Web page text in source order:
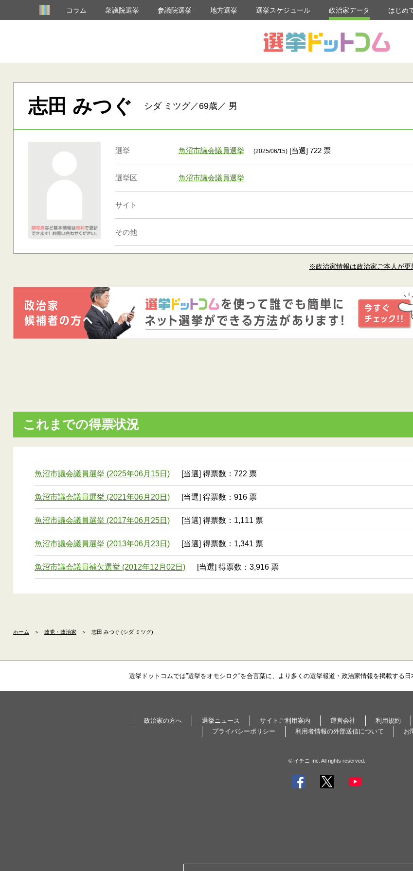
コラム 衆議院選挙 参議院選挙 地方選挙 選挙スケジュール 政治家データ はじめ
志田 みつぐ シダ ミツグ／69歳／ 男
選挙 魚沼市議会議員選挙 (2025/06/15)[当選] 722 票
選挙区 魚沼市議会議員選挙
サイト
その他
※政治家情報は政治家ご本人が更
これまでの得票状況
魚沼市議会議員選挙 (2025年06月15日) [当選] 得票数：722 票
魚沼市議会議員選挙 (2021年06月20日) [当選] 得票数：916 票
魚沼市議会議員選挙 (2017年06月25日) [当選] 得票数：1,111 票
魚沼市議会議員選挙 (2013年06月23日) [当選] 得票数：1,341 票
魚沼市議会議員補欠選挙 (2012年12月02日) [当選] 得票数：3,916 票
ホーム ＞ 政党・政治家 ＞ 志田 みつぐ (シダ ミツグ)
選挙ドットコムでは”選挙をオモシロク”を合言葉に、より多くの選挙報道・政治家情報を掲載する
政治家の方へ 選挙ニュース サイトご利用案内 運営会社 利用規約
プライバシーポリシー
利用者情報の外部送信について お
© イチニ Inc. All rights reserved.